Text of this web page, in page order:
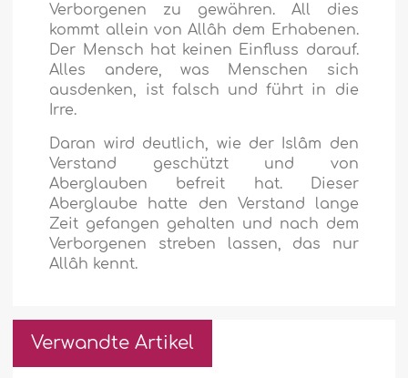
Verborgenen zu gewähren. All dies
kommt allein von Allâh dem Erhabenen.
Der Mensch hat keinen Einfluss darauf.
Alles andere, was Menschen sich
ausdenken, ist falsch und führt in die
Irre.
Daran wird deutlich, wie der Islâm den
Verstand geschützt und von
Aberglauben befreit hat. Dieser
Aberglaube hatte den Verstand lange
Zeit gefangen gehalten und nach dem
Verborgenen streben lassen, das nur
Allâh kennt.
Verwandte Artikel